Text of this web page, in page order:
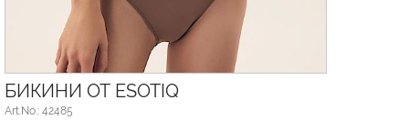
БИКИНИ ОТ ESOTIQ
Art.No.: 42485